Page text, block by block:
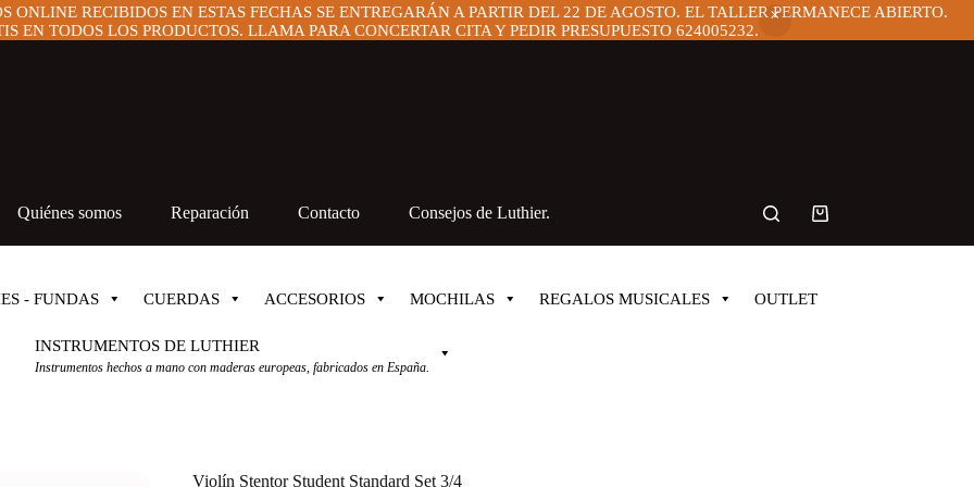
RECIBIDOS EN ESTAS FECHAS SE ENTREGARÁN A PARTIR DEL 22 DE AGOSTO. EL TALLER PERMANECE ABIERTO.
EN TODOS LOS PRODUCTOS. LLAMA PARA CONCERTAR CITA Y PEDIR PRESUPUESTO 624005232.
Quiénes somos Reparación Contacto Consejos de Luthier.
Carro
- FUNDAS CUERDAS ACCESORIOS MOCHILAS REGALOS MUSICALES OUTLET
INSTRUMENTOS DE LUTHIER
Instrumentos hechos a mano con maderas europeas, fabricados en España.
Violín Stentor Student Standard Set 3/4